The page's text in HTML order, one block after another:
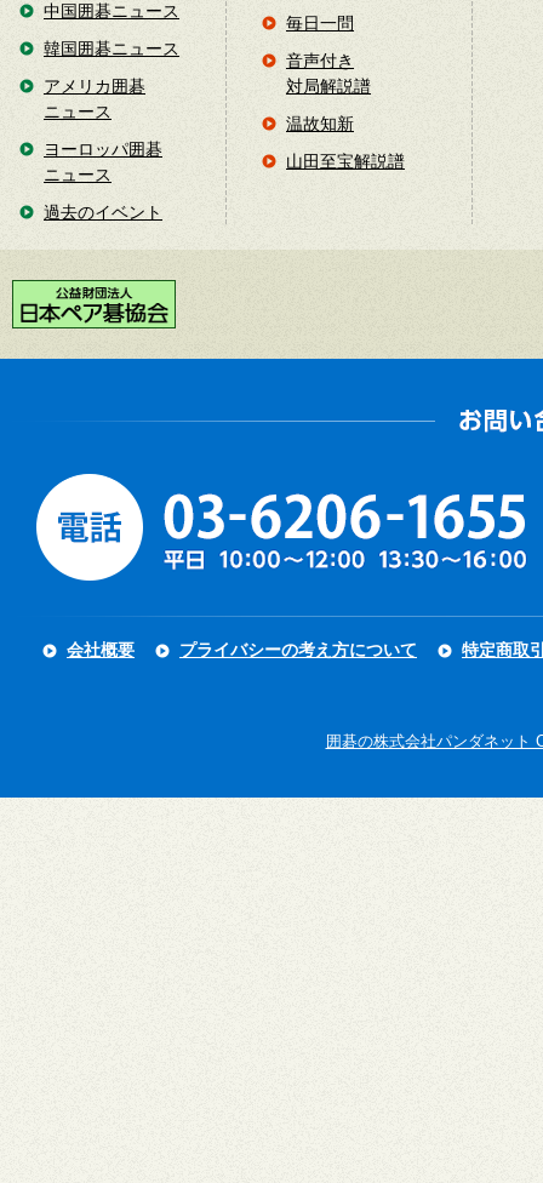
中国囲碁ニュース
韓国囲碁ニュース
アメリカ囲碁
ニュース
ヨーロッパ囲碁
ニュース
過去のイベント
毎日一問
音声付き
対局解説譜
温故知新
山田至宝解説譜
会社概要 プライバシーの考え方について 特定商取
囲碁の株式会社パンダネット